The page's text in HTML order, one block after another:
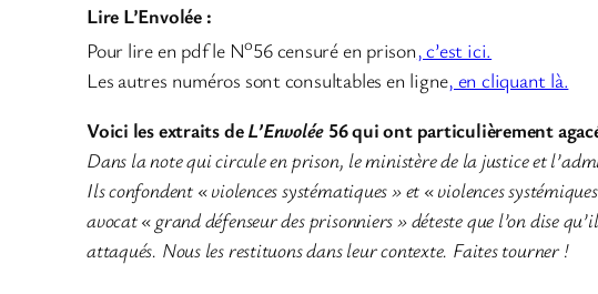
Lire L’Envolée :
Pour lire en pdf le No56 censuré en prison, c’est ici.
Les autres numéros sont consultables en ligne, en cliquant là.
Voici les extraits deL’Envolée 56 qui ont particulièrement
Dans la note qui circule en prison, le ministère de la justice et
Ils confondent « violences systématiques » et « violences
avocat « grand défenseur des prisonniers » déteste que l’on dise
attaqués. Nous les restituons dans leur contexte. Faites tourner !